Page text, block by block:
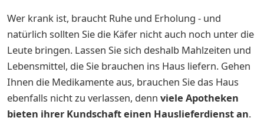
Wer krank ist, braucht Ruhe und Erholung - und
natürlich sollten Sie die Käfer nicht auch noch unter die
Leute bringen. Lassen Sie sich deshalb Mahlzeiten und
Lebensmittel, die Sie brauchen ins Haus liefern. Gehen
Ihnen die Medikamente aus, brauchen Sie das Haus
ebenfalls nicht zu verlassen, denn viele Apotheken
bieten ihrer Kundschaft einen Hauslieferdienst an.